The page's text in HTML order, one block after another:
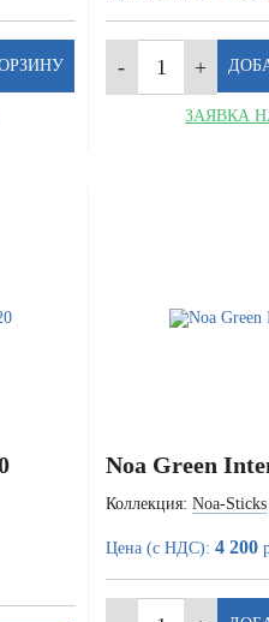
ЗАЯВКА
Noa Green
Коллекция: Noa-Sticks
Цена (с НДС): 4 200